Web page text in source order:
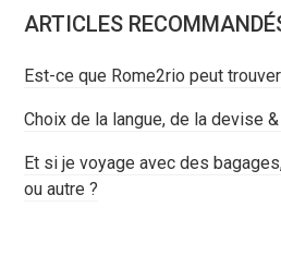
ARTICLES
Est-ce que Rome2rio peut
Choix de la langue, de la devise
Et si je voyage avec des
ou autre ?